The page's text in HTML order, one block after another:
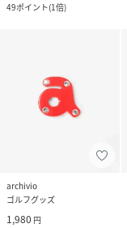
49ポイント(1倍)
archivio
ゴルフグッズ
1,980 円